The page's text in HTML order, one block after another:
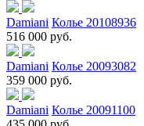
Damiani Колье 20108936
516 000 руб.
Damiani Колье 20093082
359 000 руб.
Damiani Колье 20091100